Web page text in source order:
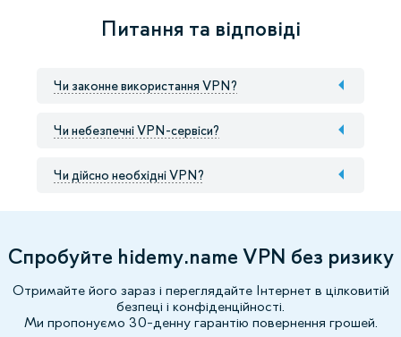
Питання та відповіді
Чи законне використання VPN?
Чи небезпечні VPN-сервіси?
Чи дійсно необхідні VPN?
Спробуйте hidemy.name VPN без ризику
Отримайте його зараз і переглядайте Інтернет в цілковитій
безпеці і конфіденційності.
Ми пропонуємо 30-денну гарантію повернення грошей.